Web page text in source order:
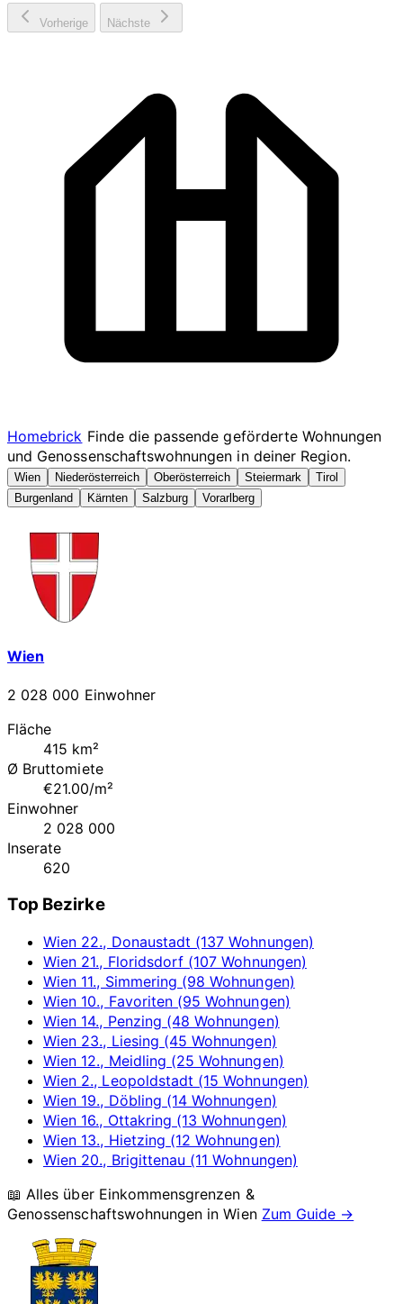
Vorherige Nächste
Homebrick Finde die passende geförderte Wohnungen
und Genossenschaftswohnungen in deiner Region.
Wien Niederösterreich Oberösterreich Steiermark
Tirol
Burgenland
Kärnten Salzburg Vorarlberg
Wien
2 028 000 Einwohner
Fläche
415 km²
Ø Bruttomiete
€21.00/m²
Einwohner
2 028 000
Inserate
620
Top Bezirke
Wien 22., Donaustadt (137 Wohnungen)
Wien 21., Floridsdorf (107 Wohnungen)
Wien 11., Simmering (98 Wohnungen)
Wien 10., Favoriten (95 Wohnungen)
Wien 14., Penzing (48 Wohnungen)
Wien 23., Liesing (45 Wohnungen)
Wien 12., Meidling (25 Wohnungen)
Wien 2., Leopoldstadt (15 Wohnungen)
Wien 19., Döbling (14 Wohnungen)
Wien 16., Ottakring (13 Wohnungen)
Wien 13., Hietzing (12 Wohnungen)
Wien 20., Brigittenau (11 Wohnungen)
📖 Alles über Einkommensgrenzen &
Genossenschaftswohnungen inWien Zum Guide →